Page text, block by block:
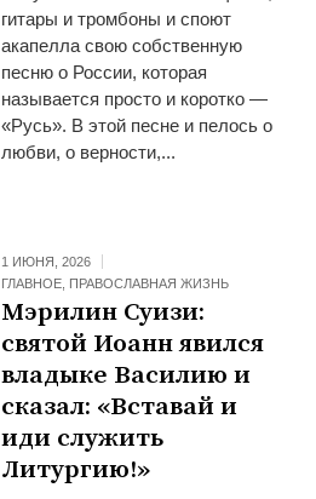
гитары и тромбоны и споют
акапелла свою собственную
песню о России, которая
называется просто и коротко —
«Русь». В этой песне и пелось о
любви, о верности,...
1 ИЮНЯ, 2026
ГЛАВНОЕ ПРАВОСЛАВНАЯ ЖИЗНЬ
Мэрилин Суизи:
cвятой Иоанн явился
владыке Василию и
сказал: «Вставай и
иди служить
Литургию!»